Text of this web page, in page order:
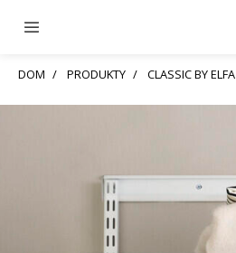
DOM PRODUKTY CLASSIC BY ELFA